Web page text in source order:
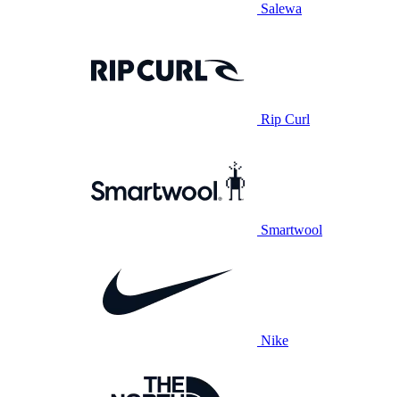
Salewa
Rip Curl
Smartwool
Nike